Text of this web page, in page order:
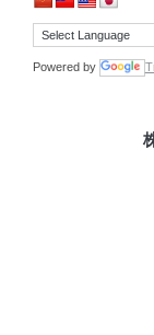
Powered by